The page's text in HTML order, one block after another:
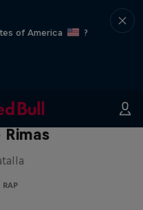
of America
?
Historia:
RAP